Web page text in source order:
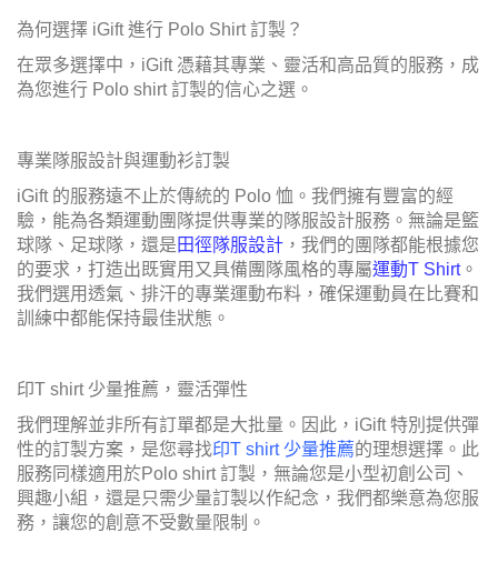
為您進行 Polo shirt 訂製的信心之選。
驗，能為各類運動團隊提供專業的隊服設計服務。無論是籃
球隊、足球隊，還是田徑隊服設計，我們的團隊都能根據您
的要求，打造出既實用又具備團隊風格的專屬運動T Shirt。
我們選用透氣、排汗的專業運動布料，確保運動員在比賽和
訓練中都能保持最佳狀態。
性的訂製方案，是您尋找印T shirt 少量推薦 的理想選擇。此
服務同樣適用於Polo shirt 訂製，無論您是小型初創公司、
興趣小組，還是只需少量訂製以作紀念，我們都樂意為您服
務，讓您的創意不受數量限制。